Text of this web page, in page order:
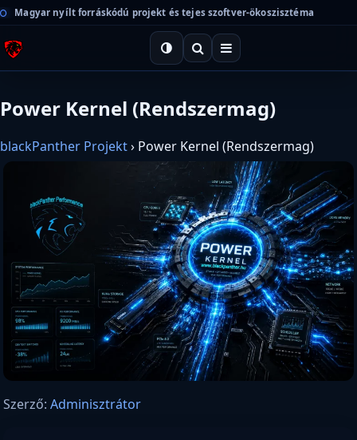
Magyar nyílt forráskódú projekt és tejes szoftver-ökoszisztéma
Power Kernel (Rendszermag)
blackPanther Projekt› Power Kernel (Rendszermag)
Szerző: Adminisztrátor